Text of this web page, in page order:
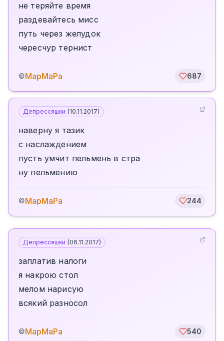
не теряйте время
раздевайтесь мисс
путь через желудок
чересчур тернист
©МарМаРа 687
Депрессяшки (10.11.2017)
наверну я тазик
с наслаждением
пусть умчит пельмень в стра
ну пельмению
©МарМаРа 244
Депрессяшки (06.11.2017)
заплатив налоги
я накрою стол
мелом нарисую
всякий разносол
©МарМаРа 540